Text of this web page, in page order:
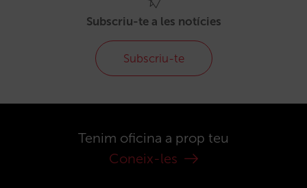
Subscriu-te a les notícies
Subscriu-te
Tenim oficina a prop teu
Coneix-les